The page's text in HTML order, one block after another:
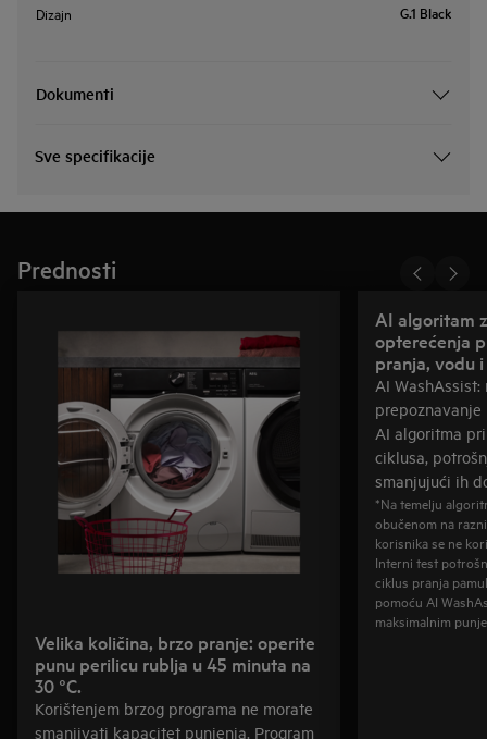
Dizajn G.1 Black
Dokumenti
Sve specifikacije
Prednosti
Velika količina, brzo pranje: operite
punu perilicu rublja u 45 minuta na
30 °C.
Korištenjem brzog programa ne morate
smanjivati kapacitet punjenja. Program
AI algoritam
opterećenja
pranja, vodu
AI
AI algoritma
ciklusa,
smanjujući ih
*Na temelju
obučenom na
korisnika se ne
Interni test
ciklus pranja
pomoću AI
maksimalnim